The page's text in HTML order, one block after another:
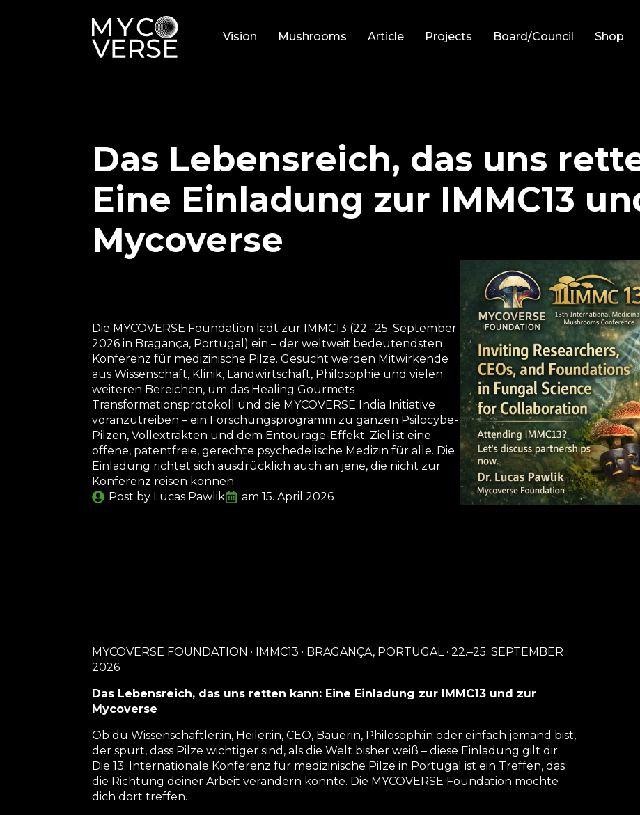
Vision Mushrooms Article Projects Board/Council
Shop
Das Lebensreich, das uns
Eine Einladung zur IMMC13
Mycoverse
Die MYCOVERSE Foundation lädt zur IMMC13 (22.–25. September
2026 in Bragança, Portugal) ein – der weltweit bedeutendsten
Konferenz für medizinische Pilze. Gesucht werden Mitwirkende
aus Wissenschaft, Klinik, Landwirtschaft, Philosophie und vielen
weiteren Bereichen, um das Healing Gourmets
Transformationsprotokoll und die MYCOVERSE India Initiative
voranzutreiben – ein Forschungsprogramm zu ganzen Psilocybe-
Pilzen, Vollextrakten und dem Entourage-Effekt. Ziel ist eine
offene, patentfreie, gerechte psychedelische Medizin für alle. Die
Einladung richtet sich ausdrücklich auch an jene, die nicht zur
Konferenz reisen können.
Post by Lucas Pawlik am 15. April 2026
MYCOVERSE FOUNDATION · IMMC13 · BRAGANÇA, PORTUGAL · 22.–25. SEPTEMBER
2026
Das Lebensreich, das uns retten kann: Eine Einladung zur IMMC13 und zur
Mycoverse
Ob du Wissenschaftler:in, Heiler:in, CEO, Bäuerin, Philosoph:in oder einfach jemand bist,
der spürt, dass Pilze wichtiger sind, als die Welt bisher weiß – diese Einladung gilt dir.
Die 13. Internationale Konferenz für medizinische Pilze in Portugal ist ein Treffen, das
die Richtung deiner Arbeit verändern könnte. Die MYCOVERSE Foundation möchte
dich dort treffen.